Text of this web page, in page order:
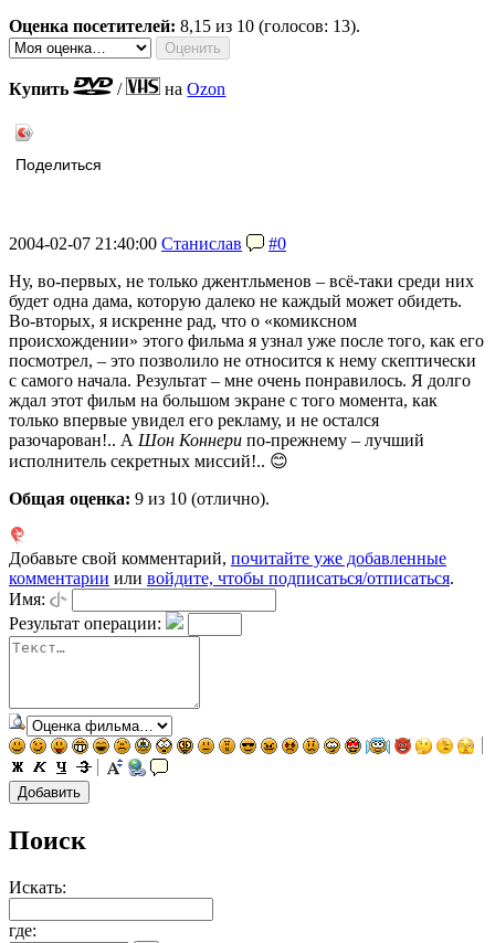
Оценка посетителей: 8,15 из 10 (голосов: 13).
Купить / наOzon
Поделиться
2004-02-07 21:40:00 Станислав
#0
Ну, во-первых, не только джентльменов – всё-таки среди них
будет одна дама, которую далеко не каждый может обидеть.
Во-вторых, я искренне рад, что о «комиксном
происхождении» этого фильма я узнал уже после того, как его
посмотрел, – это позволило не относится к нему скептически
с самого начала. Результат – мне очень понравилось. Я долго
ждал этот фильм на большом экране с того момента, как
только впервые увидел его рекламу, и не остался
разочарован!.. А Шон Коннери по-прежнему – лучший
исполнитель секретных миссий!.. 😊
Общая оценка: 9 из 10 (отлично).
Добавьте свой комментарий, почитайте уже добавленные
комментарии или войдите, чтобы подписаться/отписаться.
Имя:
Результат операции:
Поиск
Искать:
где: